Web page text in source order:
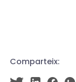
Comparteix: